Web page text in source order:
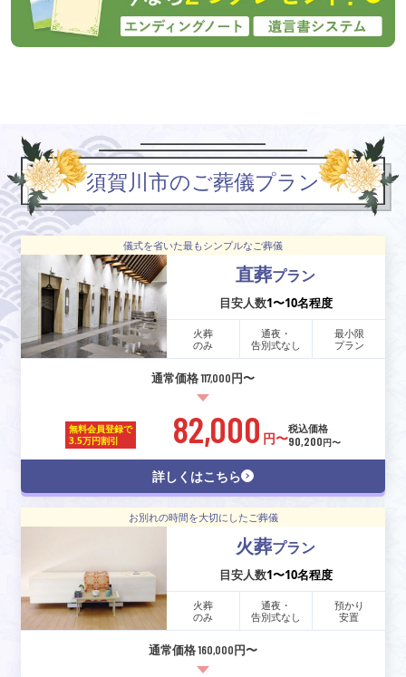
須賀川市のご葬儀プラン
儀式を省いた最もシンプルなご葬儀
直葬プラン
目安人数1〜10名程度
火葬
のみ
通夜・
告別式なし
最小限
プラン
通常価格 117,000円〜
無料会員登録で
3.5万円割引
82,000 円〜
税込価格
90,200円〜
詳しくはこちら
お別れの時間を大切にしたご葬儀
火葬プラン
目安人数1〜10名程度
火葬
のみ
通夜・
告別式なし
預かり
安置
通常価格 160,000円〜